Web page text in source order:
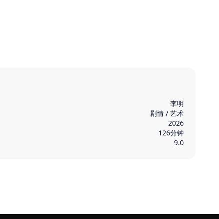
李明
剧情 / 艺术
2026
126分钟
9.0